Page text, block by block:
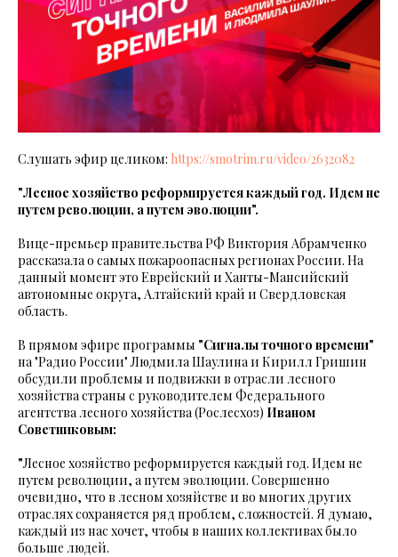
Слушать эфир целиком: https://smotrim.ru/video/2632082
"Лесное хозяйство реформируется каждый год. Идем не
путем революции, а путем эволюции".
Вице-премьер правительства РФ Виктория Абрамченко
рассказала о самых пожароопасных регионах России. На
данный момент это Еврейский и Ханты-Мансийский
автономные округа, Алтайский край и Свердловская
область.
В прямом эфире программы "Сигналы точного времени"
на "Радио России" Людмила Шаулина и Кирилл Гришин
обсудили проблемы и подвижки в отрасли лесного
хозяйства страны с руководителем Федерального
агентства лесного хозяйства (Рослесхоз) Иваном
Советниковым:
"Лесное хозяйство реформируется каждый год. Идем не
путем революции, а путем эволюции. Совершенно
очевидно, что в лесном хозяйстве и во многих других
отраслях сохраняется ряд проблем, сложностей. Я думаю,
каждый из нас хочет, чтобы в наших коллективах было
больше людей.